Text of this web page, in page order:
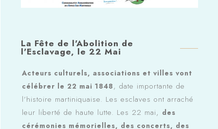
La Fête de l'Abolition de
l'Esclavage, le 22 Mai
Acteurs culturels, associations et villes vont
célébrer le 22 mai 1848, date importante de
l’histoire martiniquaise. Les esclaves ont arraché
leur liberté de haute lutte. Les 22 mai, des
cérémonies mémorielles, des concerts, des